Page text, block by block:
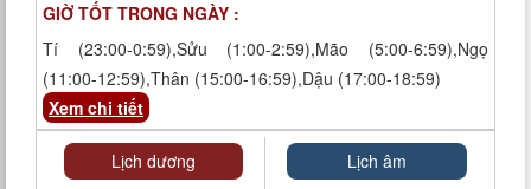
GIỜ TỐT TRONG NGÀY :
Tí (23:00-0:59),Sửu (1:00-2:59),Mão (5:00-6:59),Ngọ
(11:00-12:59),Thân (15:00-16:59),Dậu (17:00-18:59)
Xem chi tiết
Lịch dương Lịch âm